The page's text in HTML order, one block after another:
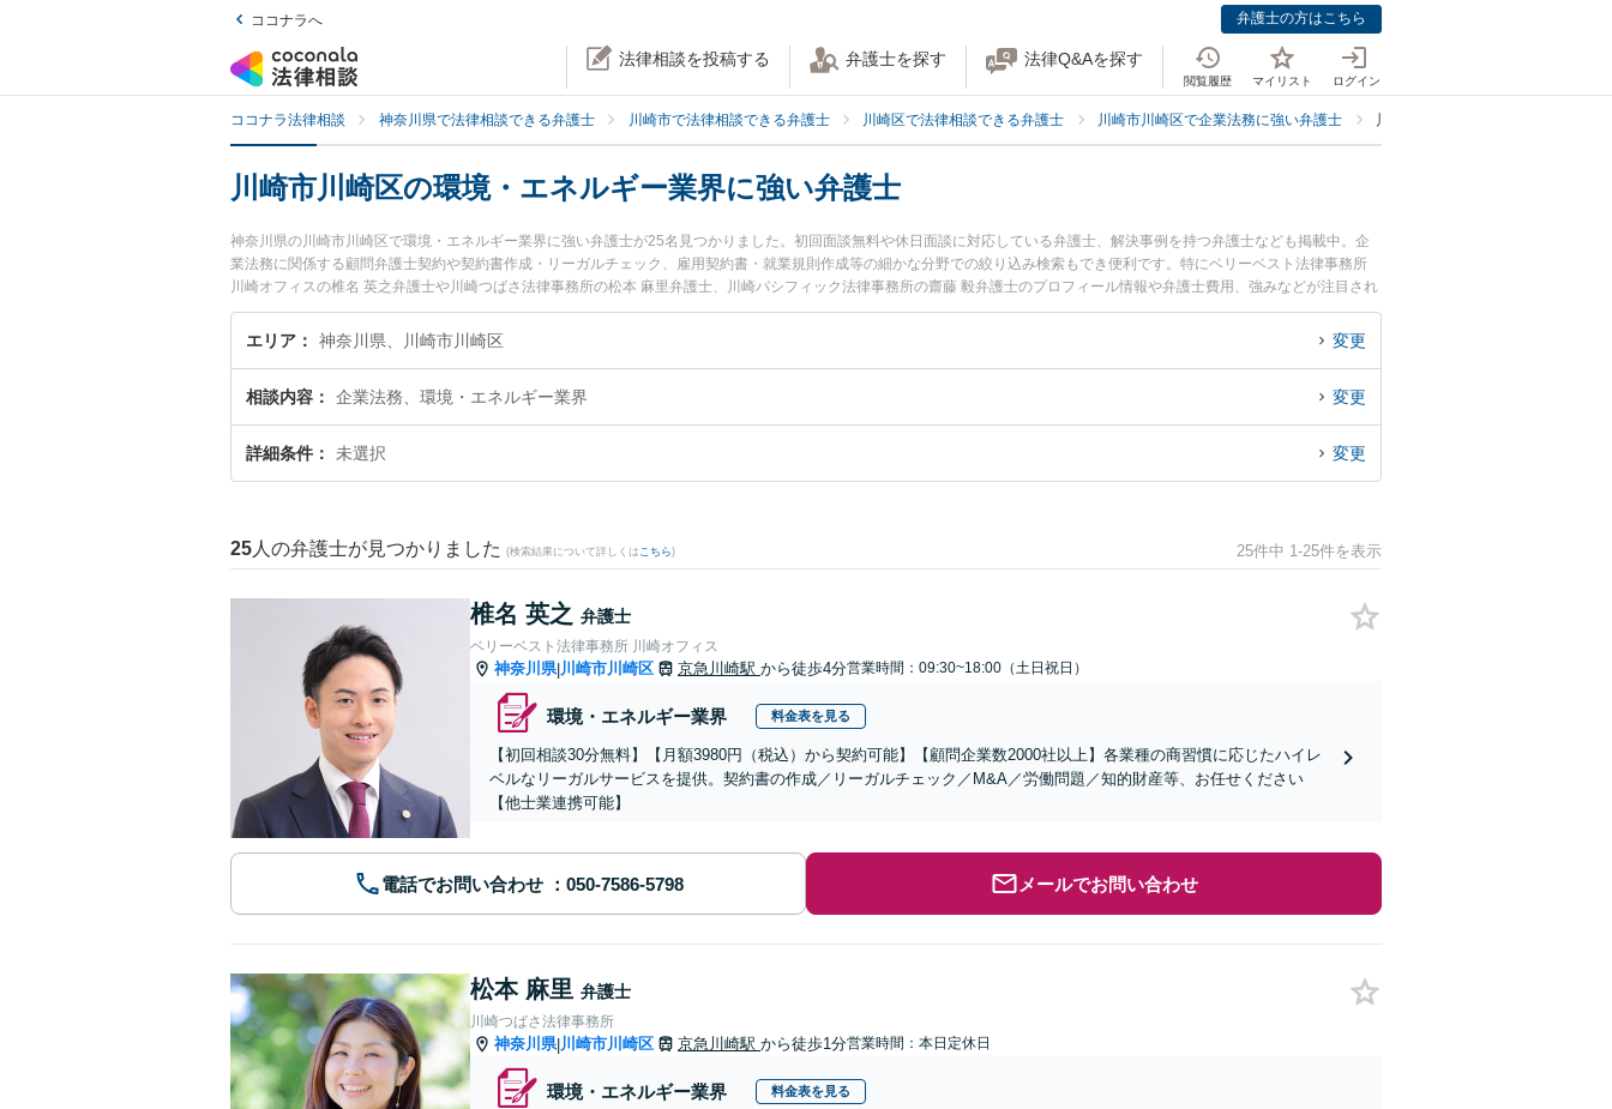
ココナラへ 弁護士の方はこちら
法律相談を投稿する 弁護士を探す 法律Q&Aを探す
閲覧履歴 マイリスト ログイン
ココナラ法律相談 神奈川県で法律相談できる弁護士 川崎市で法律相談できる弁護士 川崎区で法律相談できる弁護士 川崎市川崎区で企業法務に強い弁護士 川崎市川崎区で環境・エネルギー業
川崎市川崎区の環境・エネルギー業界に強い弁護士
神奈川県の川崎市川崎区で環境・エネルギー業界に強い弁護士が25名見つかりました。初回面談無料や休日面談に対応している弁護士、解決事例を持つ弁護士なども掲載中。企
業法務に関係する顧問弁護士契約や契約書作成・リーガルチェック、雇用契約書・就業規則作成等の細かな分野での絞り込み検索もでき便利です。特にベリーベスト法律事務所
川崎オフィスの椎名 英之弁護士や川崎つばさ法律事務所の松本 麻里弁護士、川崎パシフィック法律事務所の齋藤 毅弁護士のプロフィール情報や弁護士費用、強みなどが注目され
ています。『川崎市川崎区で土日や夜間に発生した環境・エネルギー業界のトラブルを今すぐに弁護士に相談したい』『環境・エネルギー業界のトラブル解決の実績豊富な近くの
弁護士を検索したい』『初回相談無料で環境・エネルギー業界を法律相談できる川崎市川崎区内の弁護士に相談予約したい』などでお困りの相談者さんにおすすめです。
エリア 神奈川県、川崎市川崎区 変更
相談内容 企業法務、環境・エネルギー業界 変更
詳細条件 未選択 変更
25 人の弁護士が見つかりました (検索結果について詳しくは こちら) 25件中 1-25件を表示
椎名 英之 弁護士
ベリーベスト法律事務所 川崎オフィス
神奈川県|川崎市川崎区 京急川崎駅 から徒歩4分営業時間：09:30~18:00（土日祝日）
環境・エネルギー業界 料金表を見る
【初回相談30分無料】【月額3980円（税込）から契約可能】【顧問企業数2000社以上】各業種の商習慣に応じたハイレ
ベルなリーガルサービスを提供。契約書の作成／リーガルチェック／M&A／労働問題／知的財産等、お任せください
【他士業連携可能】
電話でお問い合わせ メールでお問い合わせ
松本 麻里 弁護士
川崎つばさ法律事務所
神奈川県|川崎市川崎区 京急川崎駅 から徒歩1分営業時間：本日定休日
環境・エネルギー業界 料金表を見る